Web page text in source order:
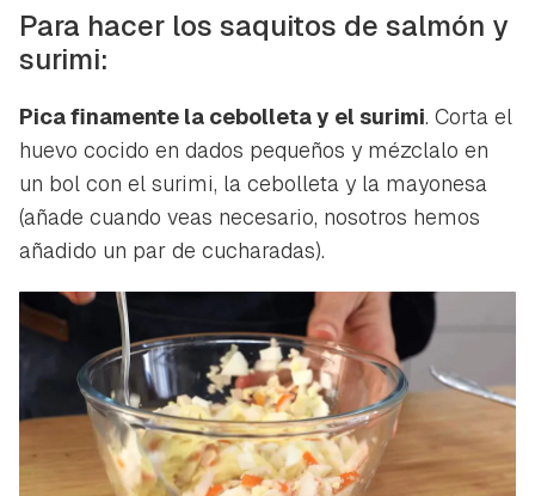
Guardar como favorito
Para poder guardar como favorito, primero has de
iniciar sesión con tu cuenta de Hogarmanía.
INICIAR SESIÓN CANCELAR
Para hacer los saquitos de salmón y
surimi:
Pica finamente la cebolleta y el surimi. Corta el
huevo cocido en dados pequeños y mézclalo en
un bol con el surimi, la cebolleta y la mayonesa
(añade cuando veas necesario, nosotros hemos
añadido un par de cucharadas).
Contenido enviado
Gracias por suscribirte a nuestro boletín.
ACEPTAR